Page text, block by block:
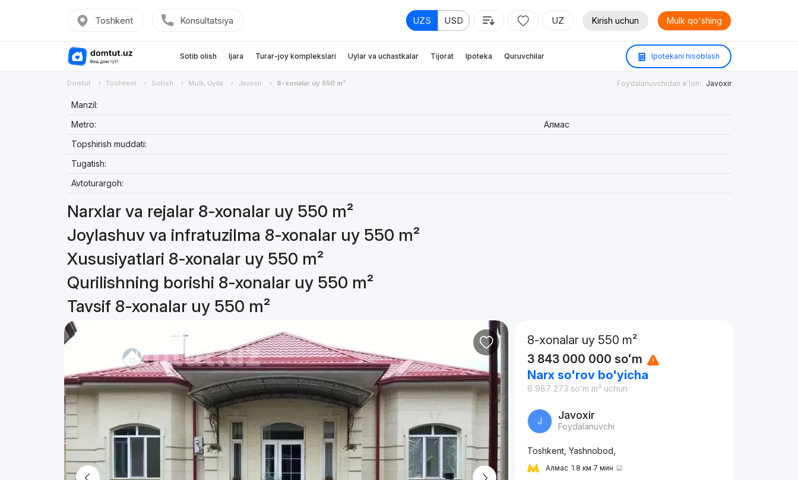
Toshkent Konsultatsiya UZS USD UZ Kirish uchun Mulk qo'shing
Sotib olish Ijara Turar-joy komplekslari Uylar va uchastkalar Tijorat Ipoteka Quruvchilar Ipotekani hisoblash
Domtut Toshkent Sotish Mulk, Uyda Javoxir 8-xonalar uy 550 m² Foydalanuvchidan e'lon: Javoxir
Manzil:
Metro:
Алмас
Topshirish muddati:
Tugatish:
Avtoturargoh:
Narxlar va rejalar 8-xonalar uy 550 m²
Joylashuv va infratuzilma 8-xonalar uy 550 m²
Xususiyatlari 8-xonalar uy 550 m²
Qurilishning borishi 8-xonalar uy 550 m²
Tavsif 8-xonalar uy 550 m²
8-xonalar uy 550 m²
3 843 000 000 soʻm
Narx so'rov bo'yicha
6 987 273 soʻm m² uchun
J Javoxir
Foydalanuvchi
Toshkent, Yashnobod,
Алмас 1.8 км 7 мин